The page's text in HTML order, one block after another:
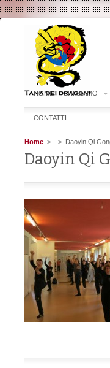
HOME CHI SIAMO
CONTATTI
Home > > Daoyin Qi
Daoyin Qi